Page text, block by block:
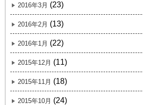
2016年3月 (23)
2016年2月 (13)
2016年1月 (22)
2015年12月 (11)
2015年11月 (18)
2015年10月 (24)